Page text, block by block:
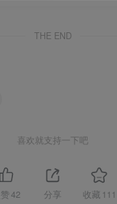
_HaneAme-私服-窕窕淑女_026
包内原图 – 无水印 – 更清晰
THE END
喜欢就支持一下吧
42 分享 收藏 111